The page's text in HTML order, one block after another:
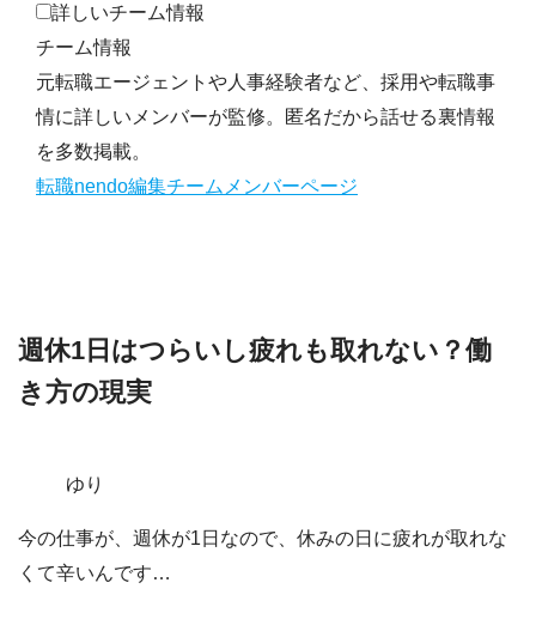
詳しいチーム情報
チーム情報
元転職エージェントや人事経験者など、採用や転職事
情に詳しいメンバーが監修。匿名だから話せる裏情報
を多数掲載。
転職nendo編集チームメンバーページ
週休1日はつらいし疲れも取れない？働
き方の現実
ゆり
今の仕事が、週休が1日なので、休みの日に疲れが取れな
くて辛いんです…